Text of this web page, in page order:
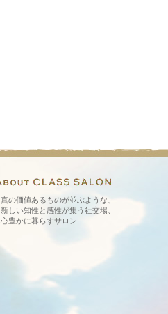
真の価値あるものが並ぶような、
新しい知性と感性が集う社交場、
心豊かに暮らすサロン